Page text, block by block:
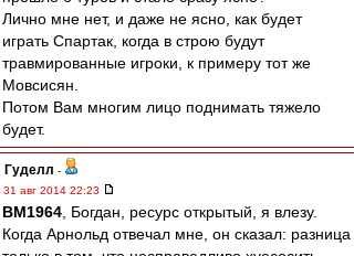
Лично мне нет, и даже не ясно, как будет
играть Спартак, когда в строю будут
травмированные игроки, к примеру тот же
Мовсисян.
Потом Вам многим лицо поднимать тяжело
будет.
Гуделл -
31 авг 2014 22:23
BM1964 , Богдан, ресурс открытый, я влезу.
Когда Арнольд отвечал мне, он сказал: разница